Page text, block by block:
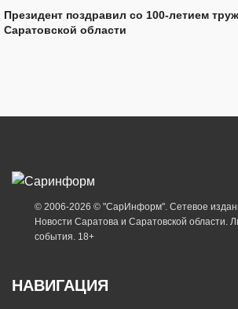
Президент поздравил со 100-летием
Саратовской области
© 2006-2026 © "СарИнформ". Сетевое
Новости Саратова и Саратовской области.
события. 18+
НАВИГАЦИЯ